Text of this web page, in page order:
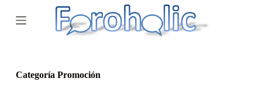
Categoría Promoción